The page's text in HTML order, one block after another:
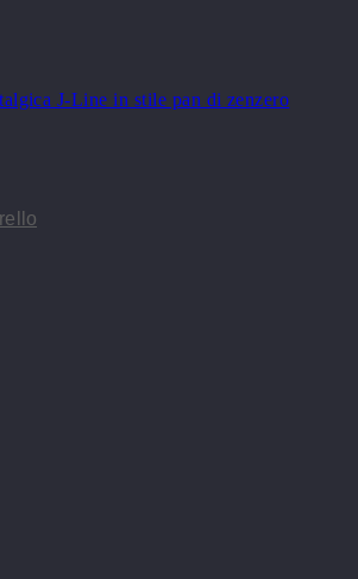
J-Line in stile pan di zenzero